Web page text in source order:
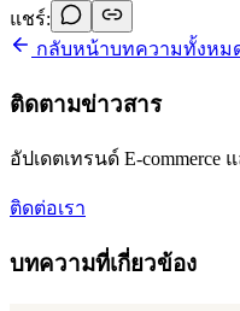
แชร์:
กลับหน้าบทความทั้งหม
ติดตามข่าวสาร
อัปเดตเทรนด์ E-commerce
ติดต่อเรา
บทความที่เกี่ยวข้อง